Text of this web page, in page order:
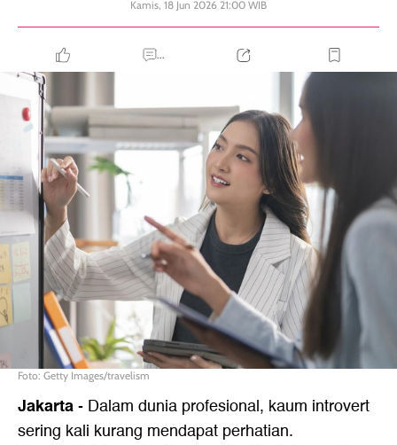
Kamis, 18 Jun 2026 21:00 WIB
...
Foto: Getty Images/travelism
Jakarta- Dalam dunia profesional, kaum introvert
sering kali kurang mendapat perhatian.